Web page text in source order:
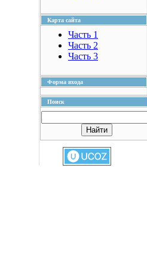
Карта сайта
Часть 1
Часть 2
Часть 3
Форма входа
Поиск